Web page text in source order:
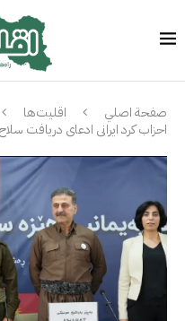
صفحة اصلي
اقلیت‌ها
احزاب کرد ایرانی ادعای دریافت سلاح